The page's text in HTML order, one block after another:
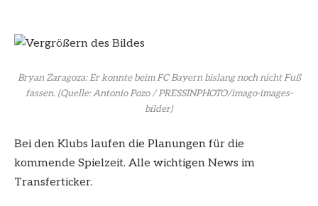
Bryan Zaragoza: Er konnte beim FC Bayern bislang noch nicht Fuß
fassen. (Quelle: Antonio Pozo / PRESSINPHOTO/imago-images-
bilder)
Bei den Klubs laufen die Planungen für die
kommende Spielzeit. Alle wichtigen News im
Transferticker.